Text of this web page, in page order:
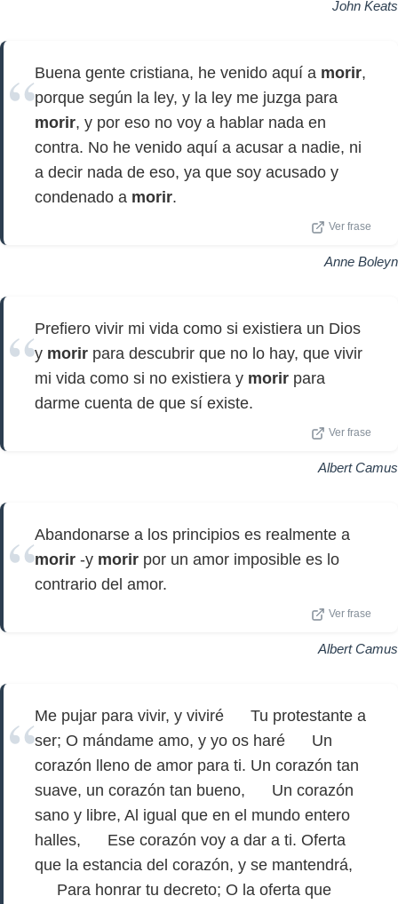
John Keats
Buena gente cristiana, he venido aquí a morir,
porque según la ley, y la ley me juzga para
morir, y por eso no voy a hablar nada en
contra. No he venido aquí a acusar a nadie, ni
a decir nada de eso, ya que soy acusado y
condenado a morir.
Ver frase
Anne Boleyn
Prefiero vivir mi vida como si existiera un Dios
y morir para descubrir que no lo hay, que vivir
mi vida como si no existiera y morir para
darme cuenta de que sí existe.
Ver frase
Albert Camus
Abandonarse a los principios es realmente a
morir -y morir por un amor imposible es lo
contrario del amor.
Ver frase
Albert Camus
Me pujar para vivir, y viviré Tu protestante a
ser; O mándame amo, y yo os haré Un
corazón lleno de amor para ti. Un corazón tan
suave, un corazón tan bueno, Un corazón
sano y libre, Al igual que en el mundo entero
halles, Ese corazón voy a dar a ti. Oferta
que la estancia del corazón, y se mantendrá,
Para honrar tu decreto; O la oferta que